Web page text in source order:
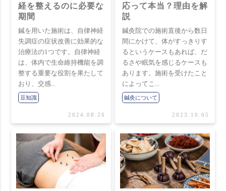
経を整えるのに必要な
期間
鍼を用いた施術は、自律神経
失調症の症状改善に効果的な
治療法の1つです。自律神経
は、体内で生命維持機能を調
整する重要な役割を果たして
おり、交感...
豆知識
2024.08.26
応って本当？理由を解
説
鍼灸院での施術直後から数日
間にかけて、体がすっきりす
るというケースもあれば、だ
るさや眠気を感じるケースも
あります。施術を受けたこと
によってこ...
鍼灸について
2023.10.05